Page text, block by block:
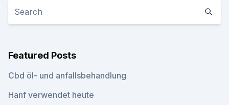
Featured Posts
Cbd öl- und anfallsbehandlung
Hanf verwendet heute